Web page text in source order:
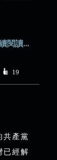
閱讀...
19
共產黨
已經解